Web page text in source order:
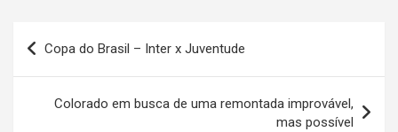
Navegação
de
Post
Copa do Brasil – Inter x Juventude
Colorado em busca de uma remontada improvável,
mas possível